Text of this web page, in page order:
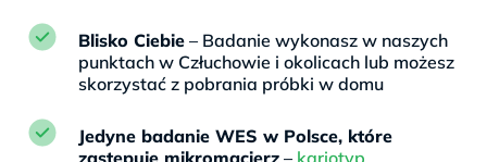
Blisko Ciebie – Badanie wykonasz w naszych
punktach w Człuchowie i okolicach lub możesz
skorzystać z pobrania próbki w domu
Jedyne badanie WES w Polsce, które
zastępuje mikromacierz – kariotyp